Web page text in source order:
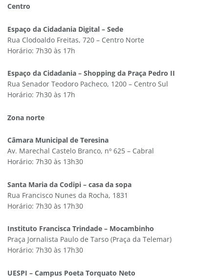
Centro
Espaço da Cidadania Digital – Sede
Rua Clodoaldo Freitas, 720 – Centro Norte
Horário: 7h30 às 17h
Espaço da Cidadania – Shopping da Praça Pedro II
Rua Senador Teodoro Pacheco, 1200 – Centro Sul
Horário: 7h30 às 17h
Zona norte
Câmara Municipal de Teresina
Av. Marechal Castelo Branco, nº 625 – Cabral
Horário: 7h30 às 13h30
Santa Maria da Codipi – casa da sopa
Rua Francisco Nunes da Rocha, 1831
Horário: 7h30 às 17h30
Instituto Francisca Trindade – Mocambinho
Praça Jornalista Paulo de Tarso (Praça da Telemar)
Horário: 7h30 às 17h30
UESPI – Campus Poeta Torquato Neto